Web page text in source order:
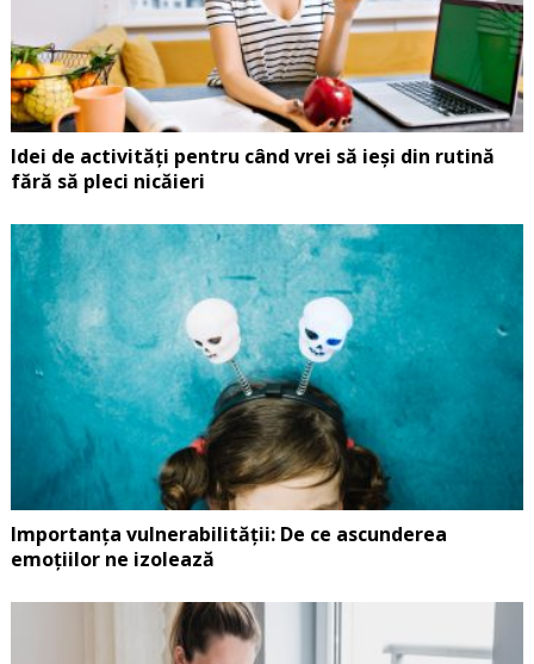
Idei de activități pentru când vrei să ieși din rutină
fără să pleci nicăieri
Importanța vulnerabilității: De ce ascunderea
emoțiilor ne izolează